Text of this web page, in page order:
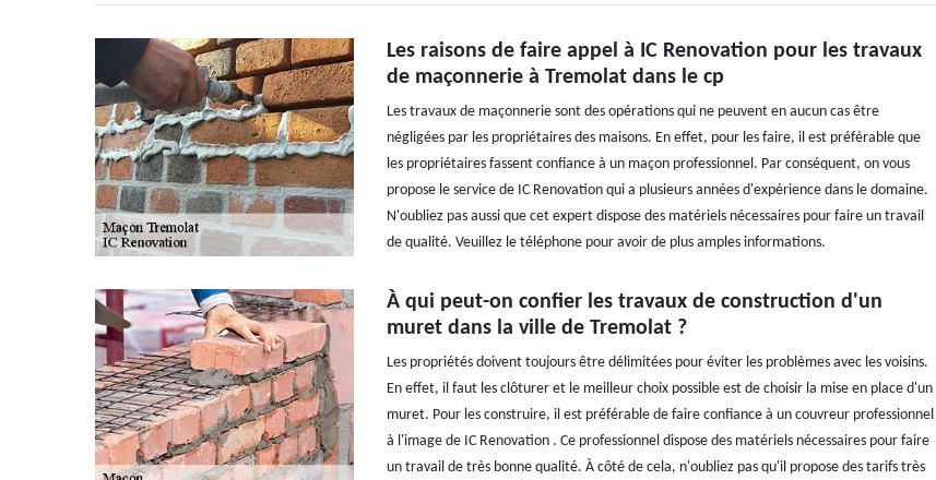
Les raisons de faire appel à IC Renovation pour les travaux
de maçonnerie à Tremolat dans le cp
Les travaux de maçonnerie sont des opérations qui ne peuvent en aucun cas être
négligées par les propriétaires des maisons. En effet, pour les faire, il est préférable que
les propriétaires fassent confiance à un maçon professionnel. Par conséquent, on vous
propose le service de IC Renovation qui a plusieurs années d'expérience dans le domaine.
N'oubliez pas aussi que cet expert dispose des matériels nécessaires pour faire un travail
de qualité. Veuillez le téléphone pour avoir de plus amples informations.
À qui peut-on confier les travaux de construction d'un
muret dans la ville de Tremolat ?
Les propriétés doivent toujours être délimitées pour éviter les problèmes avec les voisins.
En effet, il faut les clôturer et le meilleur choix possible est de choisir la mise en place d'un
muret. Pour les construire, il est préférable de faire confiance à un couvreur professionnel
à l'image de IC Renovation . Ce professionnel dispose des matériels nécessaires pour faire
un travail de très bonne qualité. À côté de cela, n'oubliez pas qu'il propose des tarifs très